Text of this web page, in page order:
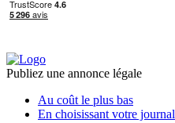
Publiez une annonce légale
Au coût le plus bas
En choisissant votre journal